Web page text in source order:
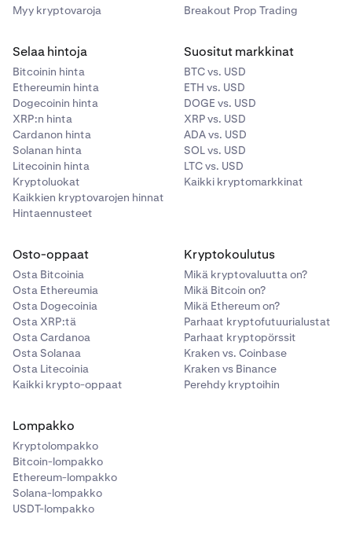
Myy kryptovaroja
Breakout Prop Trading
Selaa hintoja
Bitcoinin hinta
Ethereumin hinta
Dogecoinin hinta
XRP:n hinta
Cardanon hinta
Solanan hinta
Litecoinin hinta
Kryptoluokat
Kaikkien kryptovarojen hinnat
Hintaennusteet
Suositut markkinat
BTC vs. USD
ETH vs. USD
DOGE vs. USD
XRP vs. USD
ADA vs. USD
SOL vs. USD
LTC vs. USD
Kaikki kryptomarkkinat
Osto-oppaat
Osta Bitcoinia
Osta Ethereumia
Osta Dogecoinia
Osta XRP:tä
Osta Cardanoa
Osta Solanaa
Osta Litecoinia
Kaikki krypto-oppaat
Kryptokoulutus
Mikä kryptovaluutta on?
Mikä Bitcoin on?
Mikä Ethereum on?
Parhaat kryptofutuurialustat
Parhaat kryptopörssit
Kraken vs. Coinbase
Kraken vs Binance
Perehdy kryptoihin
Lompakko
Kryptolompakko
Bitcoin-lompakko
Ethereum-lompakko
Solana-lompakko
USDT-lompakko